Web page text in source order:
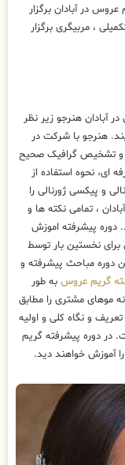
در آبادان برگزار
سطح تخصصی ، تکمیلی ، مربیگری برگزار
آبادان هنرجو زیر نظر
هنرجو با شرکت در
و تشخیص گرافیک صحیح
ای، نحوه استفاده از
و پیکسی ژورنالی را
، تمامی نکته ها و
پیشرفته اموزش
برای نخستین بار توسط
دوره مباحث پیشرفته و
گریم عروس به طور
موهای مشتری را مطابق
و نگاه کلی و اولیه
در دوره پیشرفته گریم
را آموزش خواهند دید.